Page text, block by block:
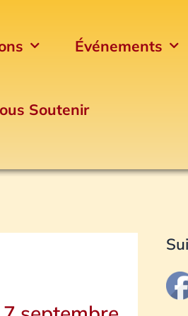
Événements
Soutenir